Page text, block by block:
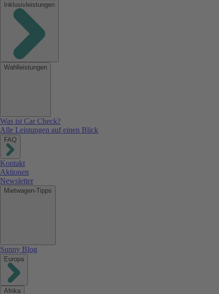
Inklusivleistungen
Wahlleistungen
Was ist Car Check?
Alle Leistungen auf einen Blick
FAQ
Kontakt
Aktionen
Newsletter
Mietwagen-Tipps
Sunny Blog
Europa
Afrika